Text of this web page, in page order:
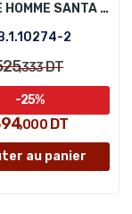
MONTRE HOMME SANTA BARBARA POLO SB.1.10274-2
2
,333DT
,000DT
-25%
au panier